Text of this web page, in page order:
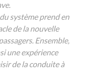
système prend en
de la nouvelle
Ensemble,
une expérience
de la conduite à